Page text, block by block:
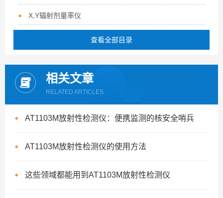
X,Y辐射剂量率仪
查看全部目录
相关文章
RELATED ARTICLES
AT1103M放射性检测仪：便携监测的核安全哨兵
AT1103M放射性检测仪的使用方法
这些领域都能用到AT1103M放射性检测仪